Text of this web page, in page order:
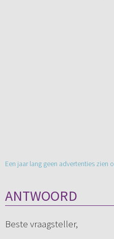
Een jaar lang geen advertenties zien
ANTWOORD
Beste vraagsteller,